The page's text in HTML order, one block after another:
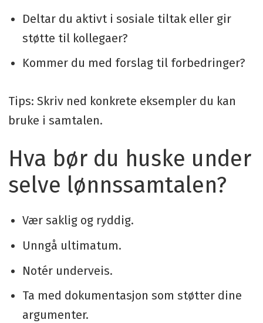
Deltar du aktivt i sosiale tiltak eller gir
støtte til kollegaer?
Kommer du med forslag til forbedringer?
Tips: Skriv ned konkrete eksempler du kan
bruke i samtalen.
Hva bør du huske under
selve lønnssamtalen?
Vær saklig og ryddig.
Unngå ultimatum.
Notér underveis.
Ta med dokumentasjon som støtter dine
argumenter.